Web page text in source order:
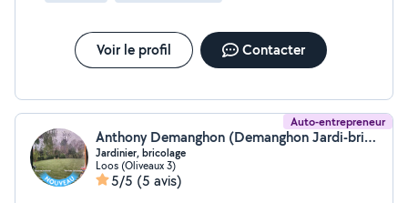
Voir le profil Contacter
Auto-entrepreneur
Anthony Demanghon (Demanghon Jardi-brico)
Jardinier, bricolage
Loos (Oliveaux 3)
5/5 (5 avis)